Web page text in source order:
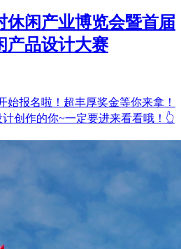
休闲产业博览会暨首届
产品设计大赛
始报名啦！超丰厚奖金等你来拿！
创作的你~一定要进来看看哦！👆